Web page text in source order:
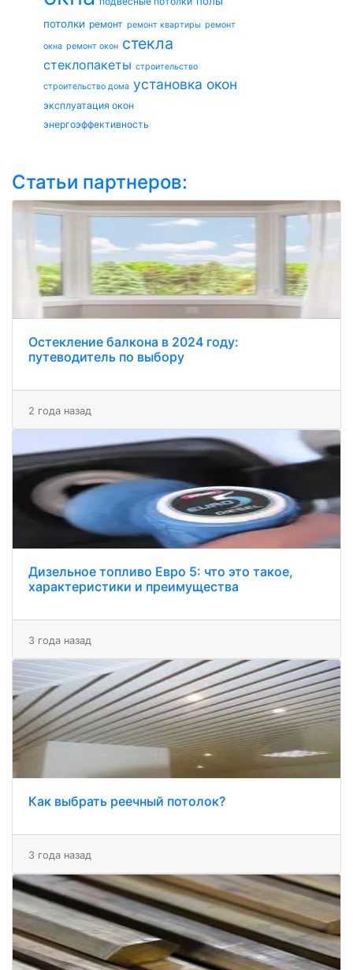
потолки ремонт ремонт квартиры ремонт
окна ремонт окон стекла
стеклопакеты строительство
строительство дома установка окон
эксплуатация окон
энергоэффективность
Статьи партнеров:
Остекление балкона в 2024 году:
путеводитель по выбору
2 года назад
Дизельное топливо Евро 5: что это такое,
характеристики и преимущества
3 года назад
Как выбрать реечный потолок?
3 года назад